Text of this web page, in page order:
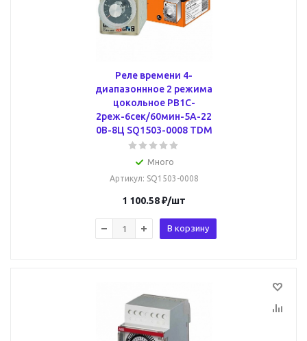
Реле времени 4-
диапазоннное 2 режима
цокольное РВ1C-
2реж-6сек/60мин-5А-22
0В-8Ц SQ1503-0008 TDM
Много
Артикул: SQ1503-0008
1 100.58₽/шт
В корзину